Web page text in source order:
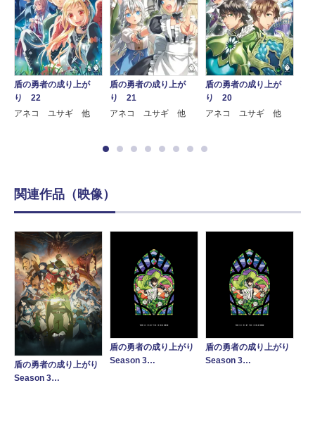
盾の勇者の成り上が
り 22
アネコ ユサギ 他
盾の勇者の成り上が
り 21
アネコ ユサギ 他
盾の勇者の成り上が
り 20
アネコ ユサギ 他
関連作品（映像）
盾の勇者の成り上がり
Season 3…
盾の勇者の成り上がり
Season 3…
盾の勇者の成り上がり
Season 3…